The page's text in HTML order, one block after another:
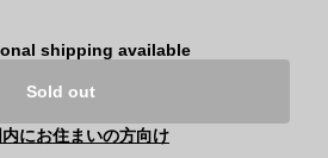
shipping available
Sold out
内にお住まいの方向け